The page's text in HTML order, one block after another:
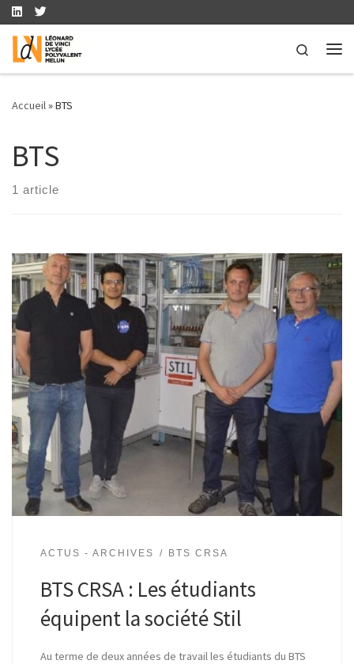
Skip to content
Search
Accueil»BTS
BTS
1 article
ACTUS - ARCHIVES BTS CRSA
BTS CRSA : Les étudiants
équipent la société Stil
Au terme de deux années de travail les étudiants du BTS